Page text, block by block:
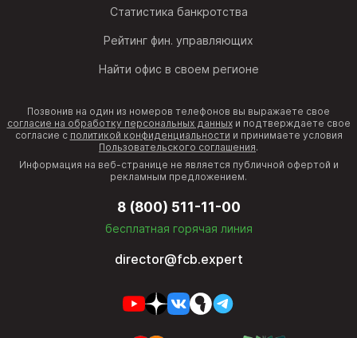
Статистика банкротства
Рейтинг фин. управляющих
Найти офис в своем регионе
Позвонив на один из номеров телефонов вы выражаете свое
согласие на обработку персональных данныхи подтверждаете свое
согласие с политикой конфиденциальности и принимаете условия
Пользовательского соглашения.
Информация на веб-странице не является публичной офертой и
рекламным предложением.
8 (800) 511-11-00
бесплатная горячая линия
director@fcb.expert